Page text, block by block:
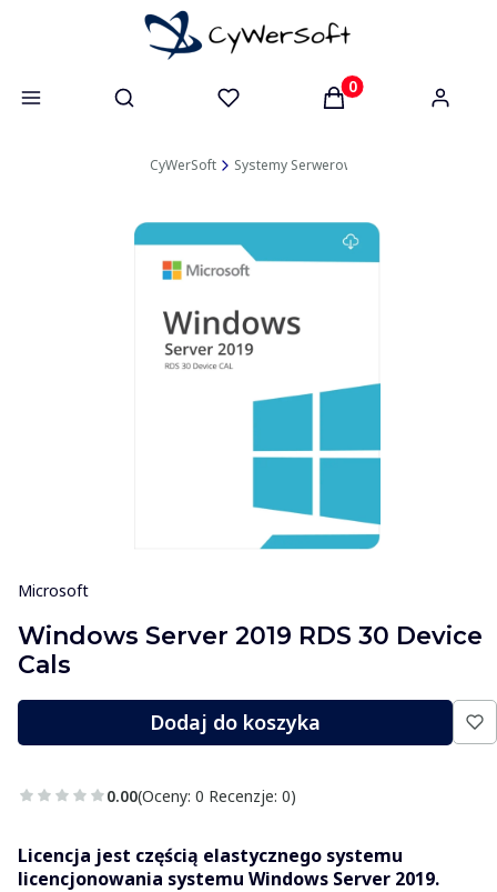
Otwórz wyszukiwarkę Produkty w
CyWerSoft Systemy Serwerowe
Microsoft
Windows Server 2019 RDS 30 Device
Cals
Dodaj do koszyka
0.00(Oceny: 0 Recenzje: 0)
Licencja jest częścią elastycznego systemu
licencjonowania systemu Windows Server 2019.